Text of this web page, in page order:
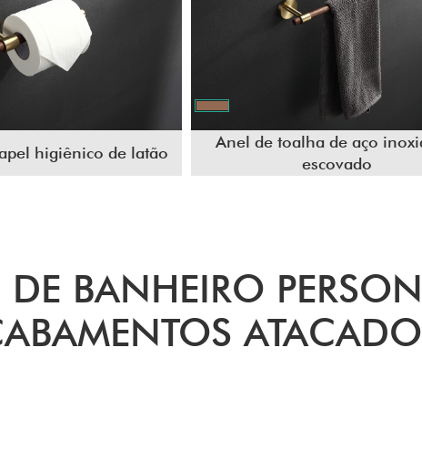
higiênico de latão
Anel de toalha de aço
escovado
DE BANHEIRO
ATACADO